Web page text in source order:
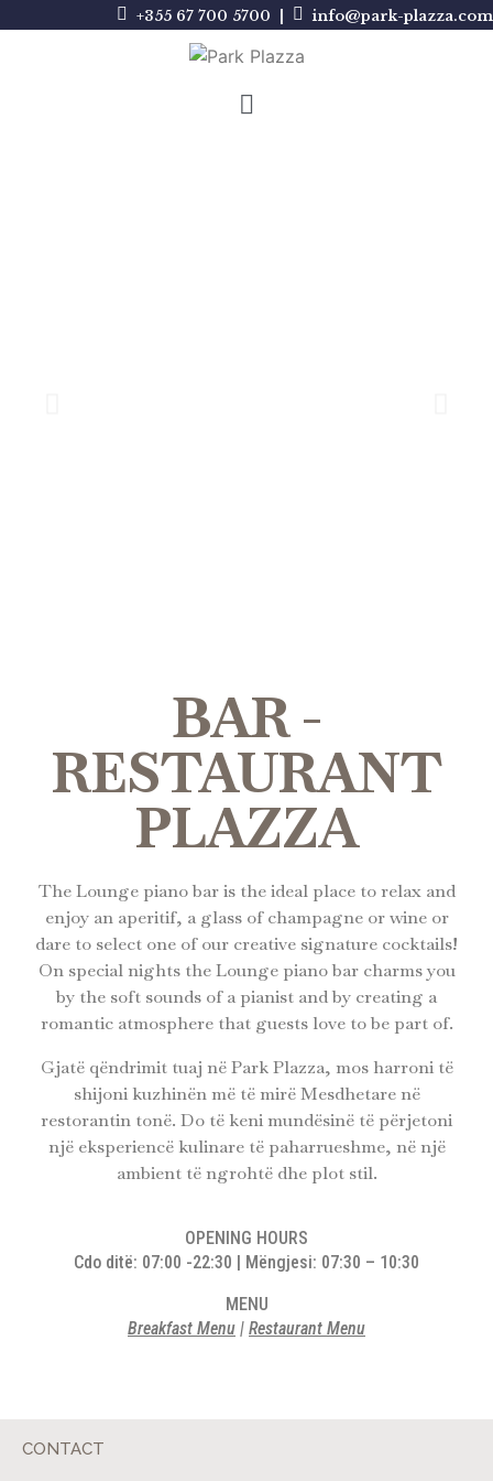
+355 67 700 5700 | info@park-plazza.com
BAR -
RESTAURANT
PLAZZA
The Lounge piano bar is the ideal place to relax and
enjoy an aperitif, a glass of champagne or wine or
dare to select one of our creative signature cocktails!
On special nights the Lounge piano bar charms you
by the soft sounds of a pianist and by creating a
romantic atmosphere that guests love to be part of.
Gjatë qëndrimit tuaj në Park Plazza, mos harroni të
shijoni kuzhinën më të mirë Mesdhetare në
restorantin tonë. Do të keni mundësinë të përjetoni
një eksperiencë kulinare të paharrueshme, në një
ambient të ngrohtë dhe plot stil.
OPENING HOURS
Cdo ditë: 07:00 -22:30 | Mëngjesi: 07:30 – 10:30
MENU
Breakfast Menu | Restaurant Menu
CONTACT